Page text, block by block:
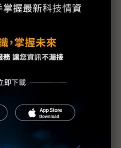
首度橫越全球半壁江山
標傳超過900萬台